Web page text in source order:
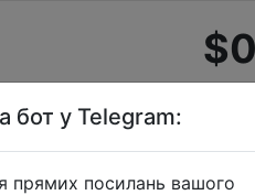
бот у Telegram:
прямих посилань вашого